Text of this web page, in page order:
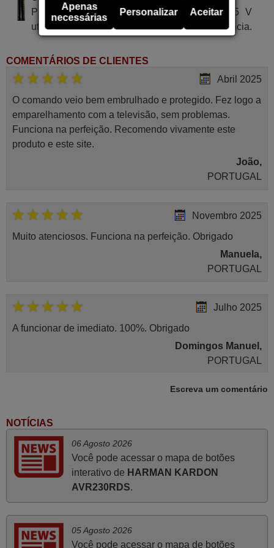
Pilha alcalina tipo AA LR03 de tensão 1.5 V
utilizada em alguns tipos de comandos à distância.
COMENTÁRIOS DE CLIENTES
Abril 2025
O comando veio bem embrulhado e protegido. Fez logo a
emparelhamento com a televisão, sem problemas.
Funciona na perfeição. Recomendo vivamente este
produto e este site.
João,
PORTUGAL
Novembro 2025
Muito atenciosos. Funciona na perfeição. Obrigado
Manuela,
PORTUGAL
Julho 2025
A funcionar de imediato. 100%. Obrigado
Domingos Manuel,
PORTUGAL
Ótimo produto!! Não precisa fazer nenhuma
programação. Recomendo muito!!
Rudinery,
PORTUGAL
Maio 2025
Bom dia. Estou extremamente satisfeita com o comando
e seu funcionamento perfeito, a rapidez na entrega e a
Escreva um comentário
NOTÍCIAS
06 Agosto 2026
Você pode acessar o mapa de botões
interativo de HARMAN KARDON
AVR230RDS.
05 Agosto 2026
Você pode acessar o mapa de botões
Apenas
necessárias
Personalizar Aceitar